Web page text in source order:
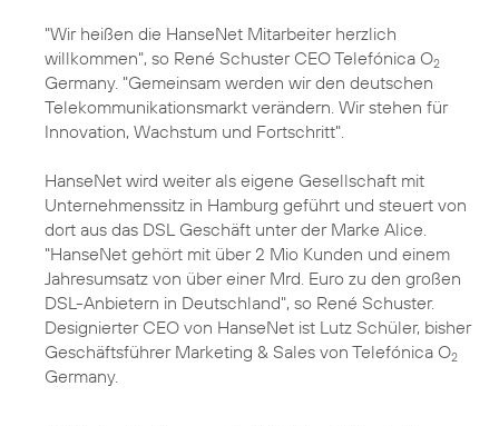
"Wir heißen die HanseNet Mitarbeiter herzlich
willkommen", so René Schuster CEO Telefónica O2
Germany. "Gemeinsam werden wir den deutschen
Telekommunikationsmarkt verändern. Wir stehen für
Innovation, Wachstum und Fortschritt".
HanseNet wird weiter als eigene Gesellschaft mit
Unternehmenssitz in Hamburg geführt und steuert von
dort aus das DSL Geschäft unter der Marke Alice.
"HanseNet gehört mit über 2 Mio Kunden und einem
Jahresumsatz von über einer Mrd. Euro zu den großen
DSL-Anbietern in Deutschland", so René Schuster.
Designierter CEO von HanseNet ist Lutz Schüler, bisher
Geschäftsführer Marketing & Sales von Telefónica O2
Germany.